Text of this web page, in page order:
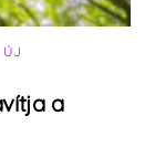
ÚJ
a